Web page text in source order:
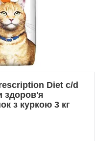
Diet c/d
здоров'я
з куркою 3 кг